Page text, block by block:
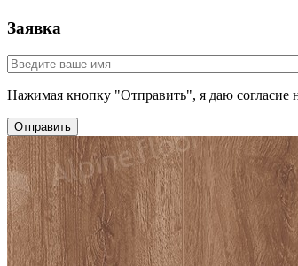
Заявка
Нажимая кнопку "Отправить", я даю согласие
Отправить